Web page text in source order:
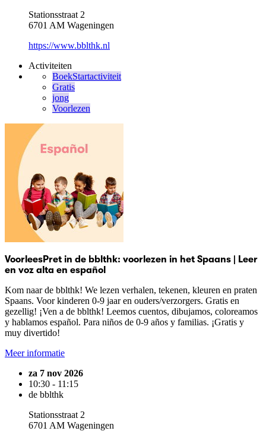
Stationsstraat 2
6701 AM Wageningen
https://www.bblthk.nl
Activiteiten
BoekStartactiviteit
Gratis
jong
Voorlezen
VoorleesPret in de bblthk: voorlezen in het Spaans | Leer
en voz alta en español
Kom naar de bblthk! We lezen verhalen, tekenen, kleuren en praten
Spaans. Voor kinderen 0-9 jaar en ouders/verzorgers. Gratis en
gezellig! ¡Ven a de bblthk! Leemos cuentos, dibujamos, coloreamos
y hablamos español. Para niños de 0-9 años y familias. ¡Gratis y
muy divertido!
Meer informatie
za 7 nov 2026
10:30 - 11:15
de bblthk
Stationsstraat 2
6701 AM Wageningen